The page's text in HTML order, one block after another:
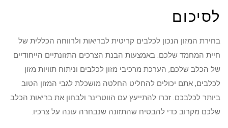
לסיכום
בחירת המזון הנכון לכלבים קריטית לבריאות ולרווחה הכללית של
חיית המחמד שלכם. באמצעות הבנת הצרכים התזונתיים הייחודיים
של הכלב שלכם, הערכת מרכיבי מזון לכלבים וניתוח תוויות מזון
לכלבים, אתם יכולים להחליט החלטה מושכלת לגבי המזון הטוב
ביותר לכלבכם. זכרו להתייעץ עם הווטרינר ולבחון את בריאות הכלב
שלכם מקרוב כדי להבטיח שהתזונה שנבחרה עונה על צרכיו.